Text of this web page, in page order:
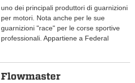
uno dei principali produttori di guarnizioni
per motori. Nota anche per le sue
guarnizioni "race" per le corse sportive
professionali. Appartiene a Federal
Flowmaster